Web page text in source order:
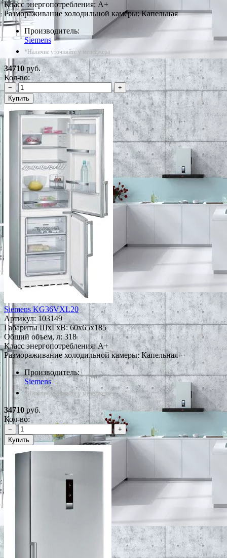
Класс энергопотребления: A+
Размораживание холодильной камеры: Капельная
Производитель:
Siemens
*Наличие уточняйте у менеджера
34710 руб.
Кол-во:
−
+
Купить
Siemens KG36VXL20
Артикул:103149
Габариты ШxГxВ: 60x65x185
Общий объем, л: 318
Класс энергопотребления: A+
Размораживание холодильной камеры: Капельная
Производитель:
Siemens
*Наличие уточняйте у менеджера
34710 руб.
Кол-во:
−
+
Купить